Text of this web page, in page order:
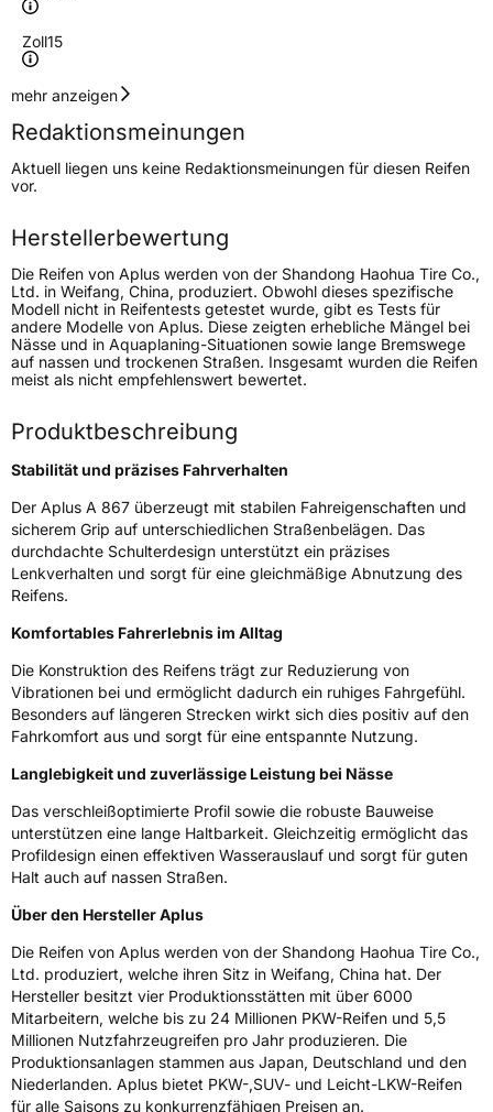
Zoll15
Geschwindigkeitsindex
Höchstgeschwindigkeit
170 km/h
Lastindex106/104
Höchstlast950/900 kg
Gewicht (in kg)
12,5 kg
Generelle Merkmale
FahrzeugtypTransporter
ModellnameA 867
Fahrzeugart Transporter
Weitere Eigenschaften
SchlauchtypTL
ZustandNeureifen
C-ReifenJa
NasshaftungB
Rollgeräusch (dB)72
Fahrzeugklasse C2
3PMSF / Schneeflockensymbol / Alpine-SymbolNein
EisgripNein
mehr anzeigen
Redaktionsmeinungen
Aktuell liegen uns keine Redaktionsmeinungen für diesen Reifen
vor.
Herstellerbewertung
Die Reifen von Aplus werden von der Shandong Haohua Tire Co.,
Ltd. in Weifang, China, produziert. Obwohl dieses spezifische
Modell nicht in Reifentests getestet wurde, gibt es Tests für
andere Modelle von Aplus. Diese zeigten erhebliche Mängel bei
Nässe und in Aquaplaning-Situationen sowie lange Bremswege
auf nassen und trockenen Straßen. Insgesamt wurden die Reifen
meist als nicht empfehlenswert bewertet.
Produktbeschreibung
Stabilität und präzises Fahrverhalten
Der Aplus A 867 überzeugt mit stabilen Fahreigenschaften und
sicherem Grip auf unterschiedlichen Straßenbelägen. Das
durchdachte Schulterdesign unterstützt ein präzises
Lenkverhalten und sorgt für eine gleichmäßige Abnutzung des
Reifens.
Komfortables Fahrerlebnis im Alltag
Die Konstruktion des Reifens trägt zur Reduzierung von
Vibrationen bei und ermöglicht dadurch ein ruhiges Fahrgefühl.
Besonders auf längeren Strecken wirkt sich dies positiv auf den
Fahrkomfort aus und sorgt für eine entspannte Nutzung.
Langlebigkeit und zuverlässige Leistung bei Nässe
Das verschleißoptimierte Profil sowie die robuste Bauweise
unterstützen eine lange Haltbarkeit. Gleichzeitig ermöglicht das
Profildesign einen effektiven Wasserauslauf und sorgt für guten
Halt auch auf nassen Straßen.
Über den Hersteller Aplus
Die Reifen von Aplus werden von der Shandong Haohua Tire Co.,
Ltd. produziert, welche ihren Sitz in Weifang, China hat. Der
Hersteller besitzt vier Produktionsstätten mit über 6000
Mitarbeitern, welche bis zu 24 Millionen PKW-Reifen und 5,5
Millionen Nutzfahrzeugreifen pro Jahr produzieren. Die
Produktionsanlagen stammen aus Japan, Deutschland und den
Niederlanden. Aplus bietet PKW-,SUV- und Leicht-LKW-Reifen
für alle Saisons zu konkurrenzfähigen Preisen an.